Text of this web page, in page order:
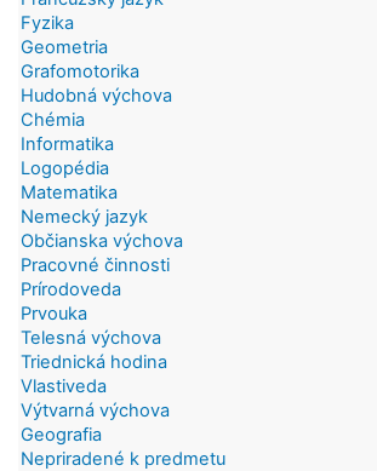
Fyzika
Geometria
Grafomotorika
Hudobná výchova
Chémia
Informatika
Logopédia
Matematika
Nemecký jazyk
Občianska výchova
Pracovné činnosti
Prírodoveda
Prvouka
Telesná výchova
Triednická hodina
Vlastiveda
Výtvarná výchova
Geografia
Nepriradené k predmetu